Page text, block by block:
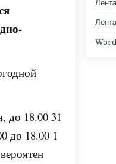
до 18.00 31
до 18.00 1